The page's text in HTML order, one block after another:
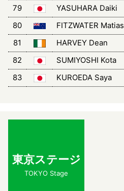
79
YASUHARA Daiki
80
FITZWATER Matias
81
HARVEY Dean
82
SUMIYOSHI Kota
83
KUROEDA Saya
東京ステージ
TOKYO Stage